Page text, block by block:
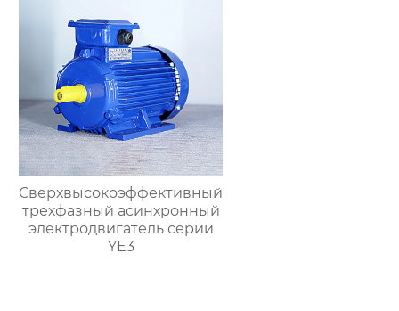
Сверхвысокоэффективный
трехфазный асинхронный
электродвигатель серии
YE3